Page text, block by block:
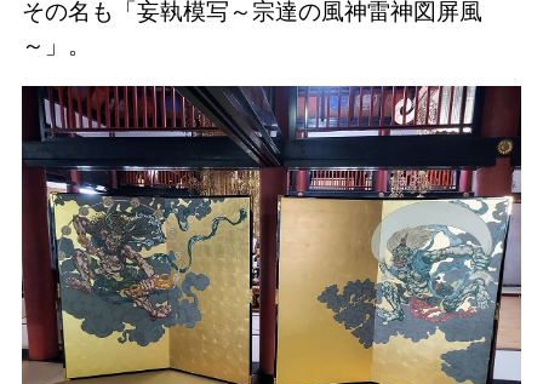
その名も「妄執模写～宗達の風神雷神図屏風
～」。